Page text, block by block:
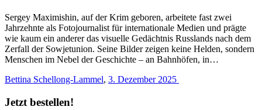
Sergey Maximishin, auf der Krim geboren, arbeitete fast zwei
Jahrzehnte als Fotojournalist für internationale Medien und prägte
wie kaum ein anderer das visuelle Gedächtnis Russlands nach dem
Zerfall der Sowjetunion. Seine Bilder zeigen keine Helden, sondern
Menschen im Nebel der Geschichte – an Bahnhöfen, in…
Bettina Schellong-Lammel, 3. Dezember 2025
Jetzt bestellen!